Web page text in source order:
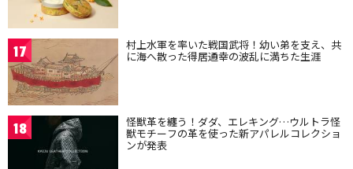
17 村上水軍を率いた戦国武将！幼い弟を支え、共
に海へ散った得居通幸の波乱に満ちた生涯
18 怪獣革を纏う！ダダ、エレキング…ウルトラ怪
獣モチーフの革を使った新アパレルコレクショ
ンが発表